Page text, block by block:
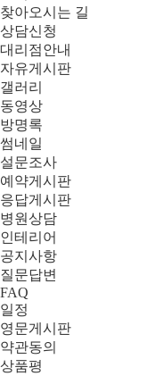
찾아오시는 길
상담신청
대리점안내
자유게시판
갤러리
동영상
방명록
썸네일
설문조사
예약게시판
응답게시판
병원상담
인테리어
공지사항
질문답변
FAQ
일정
영문게시판
약관동의
상품평